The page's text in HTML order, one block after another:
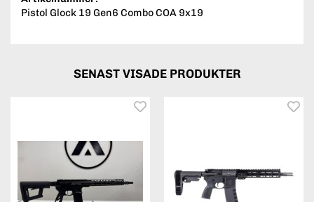
Pistol Glock 19 Gen6 Combo COA 9x19
SENAST VISADE PRODUKTER